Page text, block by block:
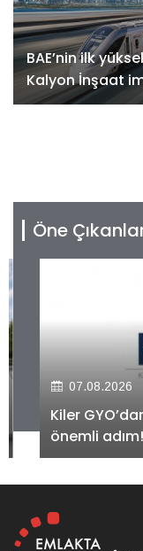
BAE’nin ilk
Kalyon İnşaat
Öne
07.08.2026
Kiler
önemli adım!